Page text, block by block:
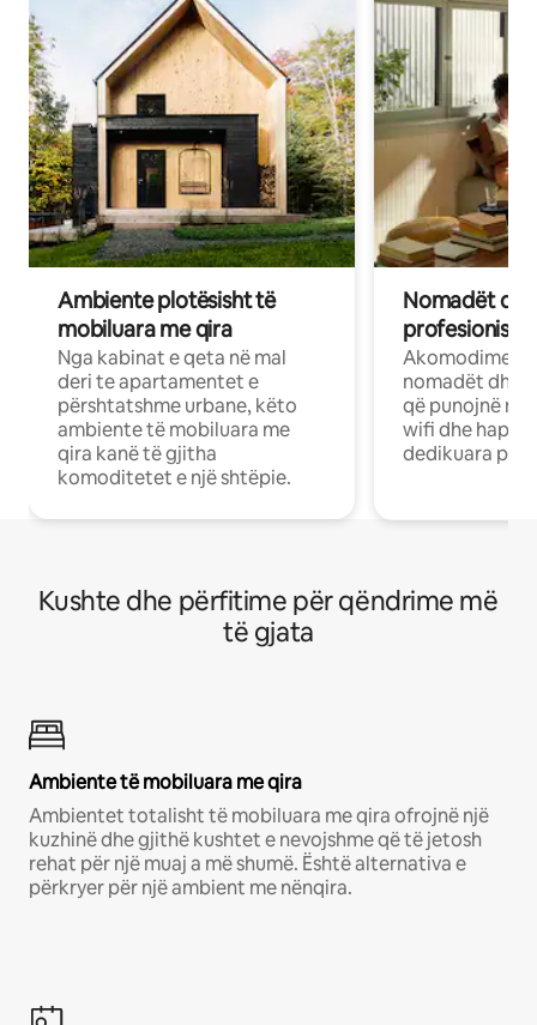
Ambiente plotësisht të
mobiluara me qira
Nga kabinat e qeta në mal
deri te apartamentet e
përshtatshme urbane, këto
ambiente të mobiluara me
qira kanë të gjitha
komoditetet e një shtëpie.
Nomadët
Akomodime
nomadët dhe
që punojnë në
wifi dhe
dedikuara
Kushte dhe përfitime për qëndrime më
të gjata
Ambiente të mobiluara me qira
Ambientet totalisht të mobiluara me qira ofrojnë një
kuzhinë dhe gjithë kushtet e nevojshme që të jetosh
rehat për një muaj a më shumë. Është alternativa e
përkryer për një ambient me nënqira.